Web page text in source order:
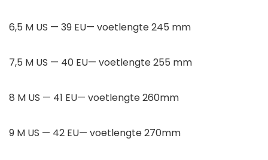
6,5 M US — 39 EU— voetlengte 245 mm
7,5 M US — 40 EU— voetlengte 255 mm
8 M US — 41 EU— voetlengte 260mm
9 M US — 42 EU— voetlengte 270mm